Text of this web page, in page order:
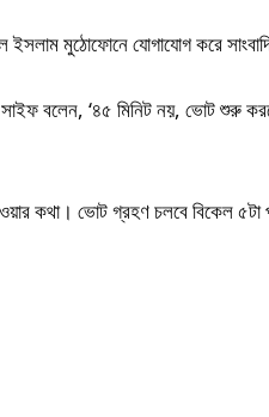
মুঠোফোনে যোগাযোগ করে
সাইফ বলেন, ‘৪৫ মিনিট নয়, ভোট
কথা। ভোট গ্রহণ চলবে বিকেল ৫টা